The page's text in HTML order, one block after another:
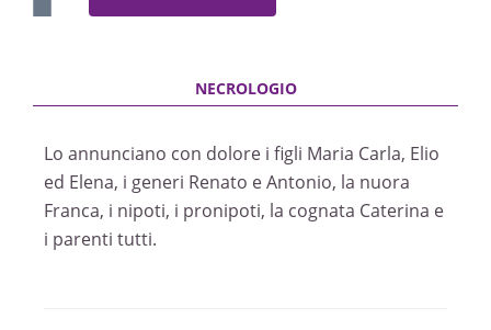
Lo annunciano con dolore i figli Maria Carla, Elio
ed Elena, i generi Renato e Antonio, la nuora
Franca, i nipoti, i pronipoti, la cognata Caterina e
i parenti tutti.